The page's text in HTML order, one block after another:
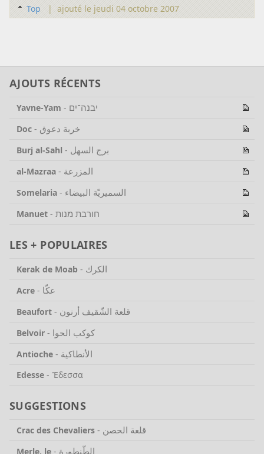
Top | ajouté le jeudi 04 octobre 2007
AJOUTS RÉCENTS
Yavne-Yam - יבנה־ים
Doc - خربة دعوق
Burj al-Sahl - برج السهل
al-Mazraa - المزرعة
Somelaria - السميريّة البيضاء
Manuet - חורבת מנות
LES + POPULAIRES
Kerak de Moab - الكرك
Acre - عكّا
Beaufort - قلعة الشّقيف أرنون
Belvoir - كوكب الحوا
Antioche - الأنطاكية
Edesse - Ἔδεσσα
SUGGESTIONS
Crac des Chevaliers - قلعة الحصن
Merle, le - الطّنطورة